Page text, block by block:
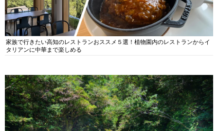
家族で行きたい高知のレストランおススメ５選！植物園内のレストランからイ
タリアンに中華まで楽しめる